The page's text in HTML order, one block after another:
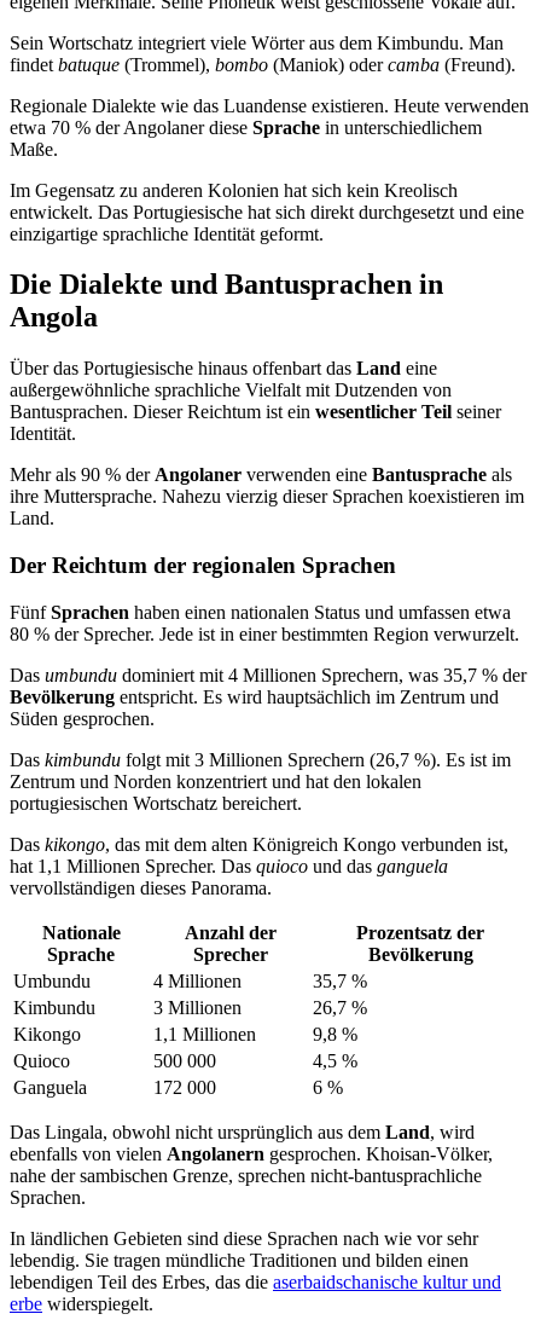
Sein Wortschatz integriert viele Wörter aus dem Kimbundu. Man
findet batuque (Trommel), bombo (Maniok) odercamba (Freund).
Regionale Dialekte wie das Luandense existieren. Heute verwenden
etwa 70 % der Angolaner diese Sprache in unterschiedlichem
Maße.
Im Gegensatz zu anderen Kolonien hat sich kein Kreolisch
entwickelt. Das Portugiesische hat sich direkt durchgesetzt und eine
einzigartige sprachliche Identität geformt.
Die Dialekte und Bantusprachen in
Angola
Über das Portugiesische hinaus offenbart das Land eine
außergewöhnliche sprachliche Vielfalt mit Dutzenden von
Bantusprachen. Dieser Reichtum ist ein wesentlicher Teil seiner
Identität.
Mehr als 90 % der Angolaner verwenden eine Bantusprache als
ihre Muttersprache. Nahezu vierzig dieser Sprachen koexistieren im
Land.
Der Reichtum der regionalen Sprachen
FünfSprachen haben einen nationalen Status und umfassen etwa
80 % der Sprecher. Jede ist in einer bestimmten Region verwurzelt.
Das umbundu dominiert mit 4 Millionen Sprechern, was 35,7 % der
Bevölkerung entspricht. Es wird hauptsächlich im Zentrum und
Süden gesprochen.
Das kimbundu folgt mit 3 Millionen Sprechern (26,7 %). Es ist im
Zentrum und Norden konzentriert und hat den lokalen
portugiesischen Wortschatz bereichert.
Das kikongo, das mit dem alten Königreich Kongo verbunden ist,
hat 1,1 Millionen Sprecher. Das quioco und das ganguela
vervollständigen dieses Panorama.
Nationale
Sprache
Anzahl der
Sprecher
Prozentsatz der
Bevölkerung
Umbundu
4 Millionen
35,7 %
Kimbundu
3 Millionen
26,7 %
Kikongo
1,1 Millionen
9,8 %
Quioco
500 000
4,5 %
Ganguela
172 000 6 %
Das Lingala, obwohl nicht ursprünglich aus dem Land, wird
ebenfalls von vielen Angolanern gesprochen. Khoisan-Völker,
nahe der sambischen Grenze, sprechen nicht-bantusprachliche
Sprachen.
In ländlichen Gebieten sind diese Sprachen nach wie vor sehr
lebendig. Sie tragen mündliche Traditionen und bilden einen
lebendigen Teil des Erbes, das die aserbaidschanische kultur und
erbe widerspiegelt.